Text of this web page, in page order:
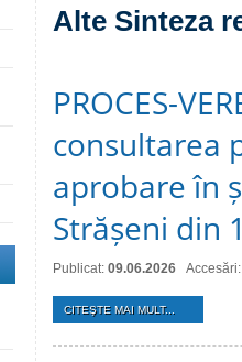
Alte Sinteza
PROCES-
consultarea
aprobare în
Strășeni din
Publicat: 09.06.2026
CITEŞTE MAI MULT...